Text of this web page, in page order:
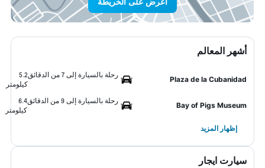
أشهر المعالم
Plaza de la Cubanidad
رحلة بالسيارة إلى 7 من الدقائق
5.2
كيلومتر
Bay of Pigs Museum
رحلة بالسيارة إلى 9 من الدقائق
6.4
كيلومتر
إظهار المزيد
سيارت ايجار